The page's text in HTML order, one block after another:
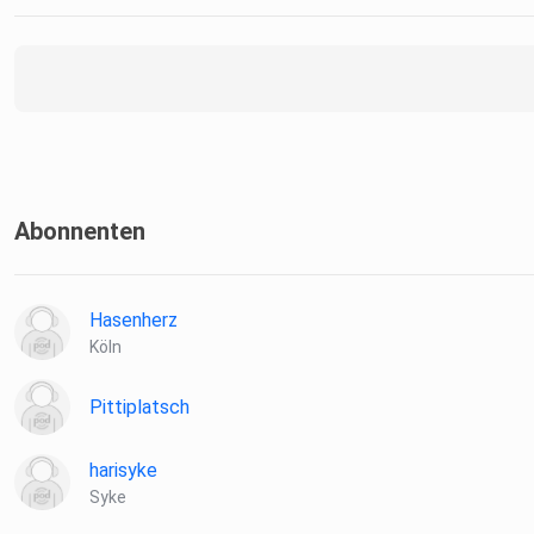
Abonnenten
Hasenherz
Köln
Pittiplatsch
harisyke
Syke